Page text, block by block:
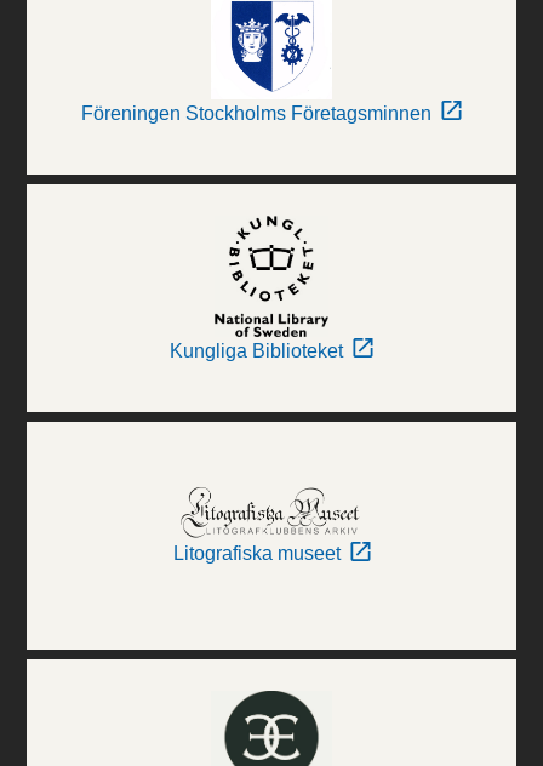
Föreningen Stockholms Företagsminnen
Kungliga Biblioteket
Litografiska museet